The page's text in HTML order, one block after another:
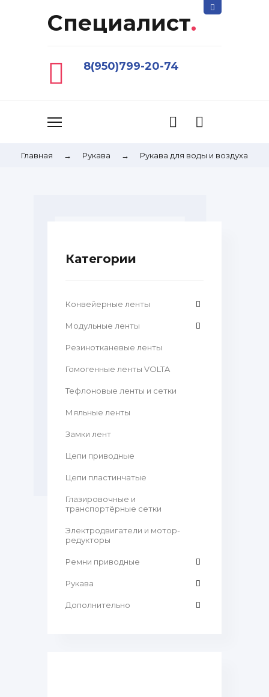
Специалист.
8(950)799-20-74
Главная → Рукава → Рукава для воды и воздуха
Категории
Конвейерные ленты
Модульные ленты
Резинотканевые ленты
Гомогенные ленты VOLTA
Тефлоновые ленты и сетки
Мяльные ленты
Замки лент
Цепи приводные
Цепи пластинчатые
Глазировочные и
транспортёрные сетки
Электродвигатели и мотор-
редукторы
Ремни приводные
Рукава
Дополнительно